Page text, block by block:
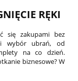
RĘKI
się zakupami bez
wybór ubrań, od
na co dzień.
biznesowe? W